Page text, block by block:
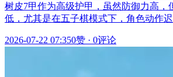
树皮7甲作为高级护甲，虽然防御力高，
低，尤其是在五子棋模式下，角色动作
2026-07-22 07:350赞 · 0评论